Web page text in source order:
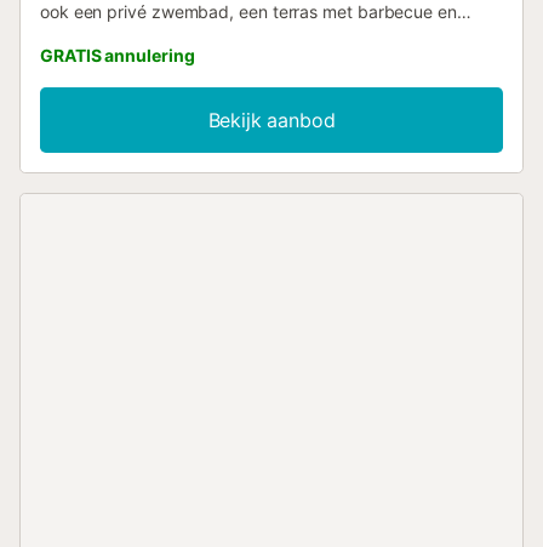
ook een privé zwembad, een terras met barbecue en
verblijf. Het terrein is volledig omheind en honden zijn
welkom! Airconditioning: service optioneel: 15,--€/dag
Bad- en handdoeken zijn beschikbaar in het huis en
kosten 5,--€/persoon. Mogelijkheid tot het reserveren van
een babyzitje en opklapbedje, afhankelijk van
GRATIS annulering
Bekijk aanbod